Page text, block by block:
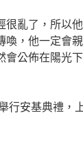
很亂了，所以
，他一定會
公佈在陽光下
行安基典禮，